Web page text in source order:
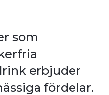
som
erbjuder
fördelar.